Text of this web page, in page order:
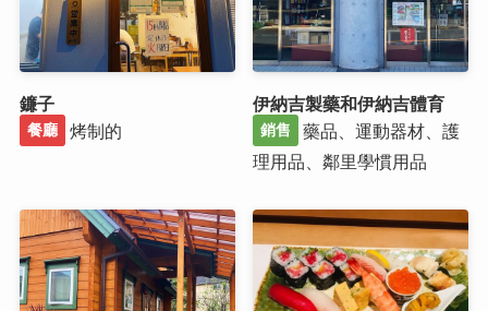
鐮子
餐廳 烤制的
伊納吉製藥和伊納吉體育
銷售
藥品、運動器材、護
理用品、鄰里學慣用品